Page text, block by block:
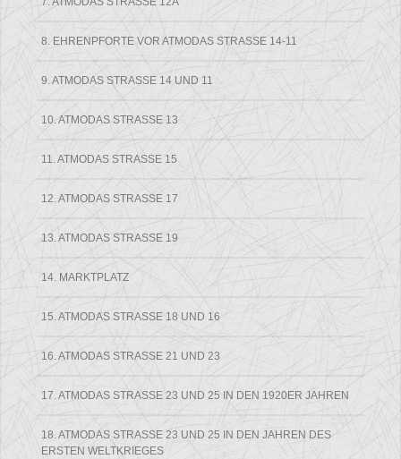
8. EHRENPFORTE VOR ATMODAS STRASSE 14-11
9. ATMODAS STRASSE 14 UND 11
10. ATMODAS STRASSE 13
11. ATMODAS STRASSE 15
12. ATMODAS STRASSE 17
13. ATMODAS STRASSE 19
14. MARKTPLATZ
15. ATMODAS STRASSE 18 UND 16
16. ATMODAS STRASSE 21 UND 23
17. ATMODAS STRASSE 23 UND 25 IN DEN 1920ER JAHREN
18. ATMODAS STRASSE 23 UND 25 IN DEN JAHREN DES E
RSTEN WELTKRIEGES